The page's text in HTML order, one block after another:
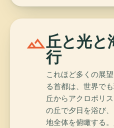
landscape丘と光と
行
これほど多くの展
る首都は、世界で
丘からアクロポリ
の丘で夕日を浴び
地全体を俯瞰する